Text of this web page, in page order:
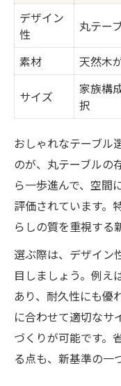
デザイン
性
丸テー
素材
天然木
サイズ
家族構
択
おしゃれなテーブル
のが、丸テーブルの
ら一歩進んで、空間
評価されています。
らしの質を重視する
選ぶ際は、デザイン
目しましょう。例え
あり、耐久性にも優
に合わせて適切なサ
づくりが可能です。
る点も、新基準の一